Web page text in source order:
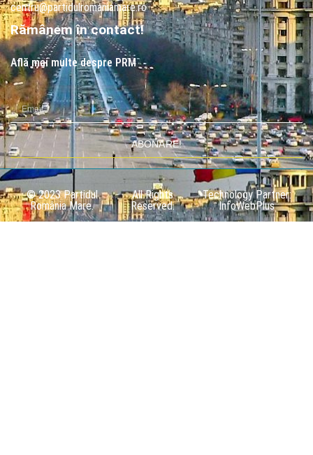
centru@partidulromaniamare.ro
Rămânem în contact!
Află mai multe despre PRM
ABONARE!
© 2023 Partidul
România Mare.
All Rights
Reserved.
Technology Partner:
InfoWebPlus